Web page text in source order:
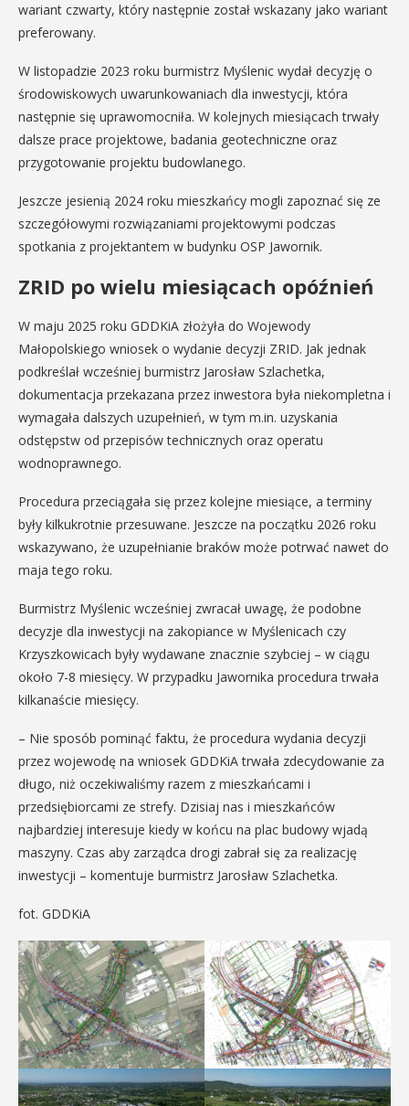
wariant czwarty, który następnie został wskazany jako wariant
preferowany.
W listopadzie 2023 roku burmistrz Myślenic wydał decyzję o
środowiskowych uwarunkowaniach dla inwestycji, która
następnie się uprawomocniła. W kolejnych miesiącach trwały
dalsze prace projektowe, badania geotechniczne oraz
przygotowanie projektu budowlanego.
Jeszcze jesienią 2024 roku mieszkańcy mogli zapoznać się ze
szczegółowymi rozwiązaniami projektowymi podczas
spotkania z projektantem w budynku OSP Jawornik.
ZRID po wielu miesiącach opóźnień
W maju 2025 roku GDDKiA złożyła do Wojewody
Małopolskiego wniosek o wydanie decyzji ZRID. Jak jednak
podkreślał wcześniej burmistrz Jarosław Szlachetka,
dokumentacja przekazana przez inwestora była niekompletna i
wymagała dalszych uzupełnień, w tym m.in. uzyskania
odstępstw od przepisów technicznych oraz operatu
wodnoprawnego.
Procedura przeciągała się przez kolejne miesiące, a terminy
były kilkukrotnie przesuwane. Jeszcze na początku 2026 roku
wskazywano, że uzupełnianie braków może potrwać nawet do
maja tego roku.
Burmistrz Myślenic wcześniej zwracał uwagę, że podobne
decyzje dla inwestycji na zakopiance w Myślenicach czy
Krzyszkowicach były wydawane znacznie szybciej – w ciągu
około 7-8 miesięcy. W przypadku Jawornika procedura trwała
kilkanaście miesięcy.
– Nie sposób pominąć faktu, że procedura wydania decyzji
przez wojewodę na wniosek GDDKiA trwała zdecydowanie za
długo, niż oczekiwaliśmy razem z mieszkańcami i
przedsiębiorcami ze strefy. Dzisiaj nas i mieszkańców
najbardziej interesuje kiedy w końcu na plac budowy wjadą
maszyny. Czas aby zarządca drogi zabrał się za realizację
inwestycji – komentuje burmistrz Jarosław Szlachetka.
fot. GDDKiA